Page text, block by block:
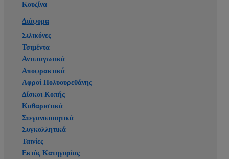
Κουζίνα
Διάφορα
Σιλικόνες
Τσιμέντα
Αντιπαγωτικά
Αποφρακτικά
Αφροί Πολυουρεθάνης
Δίσκοι Κοπής
Καθαριστικά
Στεγανοποιητικά
Συγκολλητικά
Ταινίες
Εκτός Κατηγορίας